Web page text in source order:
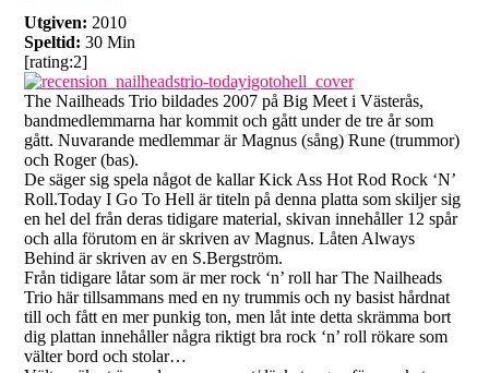
Utgiven: 2010
Speltid: 30 Min
[rating:2]
The Nailheads Trio bildades 2007 på Big Meet i Västerås,
bandmedlemmarna har kommit och gått under de tre år som
gått. Nuvarande medlemmar är Magnus (sång) Rune (trummor)
och Roger (bas).
De säger sig spela något de kallar Kick Ass Hot Rod Rock ‘N’
Roll.Today I Go To Hell är titeln på denna platta som skiljer sig
en hel del från deras tidigare material, skivan innehåller 12 spår
och alla förutom en är skriven av Magnus. Låten Always
Behind är skriven av en S.Bergström.
Från tidigare låtar som är mer rock ‘n’ roll har The Nailheads
Trio här tillsammans med en ny trummis och ny basist hårdnat
till och fått en mer punkig ton, men låt inte detta skrämma bort
dig plattan innehåller några riktigt bra rock ‘n’ roll rökare som
välter bord och stolar…